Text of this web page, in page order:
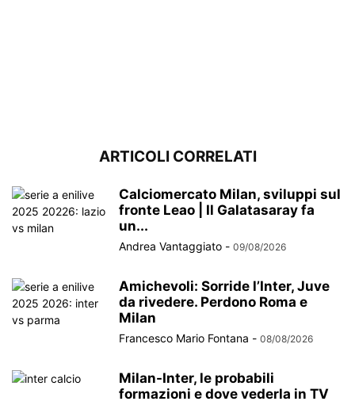
ARTICOLI CORRELATI
Calciomercato Milan, sviluppi sul
fronte Leao | Il Galatasaray fa
un...
Andrea Vantaggiato - 09/08/2026
Amichevoli: Sorride l’Inter, Juve
da rivedere. Perdono Roma e
Milan
Francesco Mario Fontana - 08/08/2026
Milan-Inter, le probabili
formazioni e dove vederla in TV